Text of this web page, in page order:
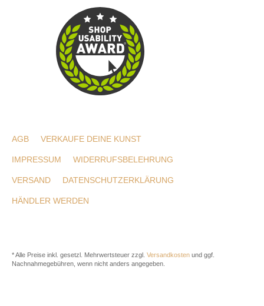
AGB VERKAUFE DEINE KUNST
IMPRESSUM WIDERRUFSBELEHRUNG
VERSAND DATENSCHUTZERKLÄRUNG
HÄNDLER WERDEN
* Alle Preise inkl. gesetzl. Mehrwertsteuer zzgl. Versandkosten und ggf.
Nachnahmegebühren, wenn nicht anders angegeben.